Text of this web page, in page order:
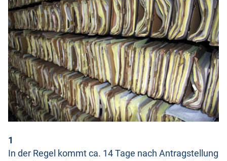
1
In der Regel kommt ca. 14 Tage nach Antragstellung